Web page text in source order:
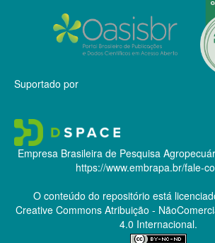
Suportado por
Empresa Brasileira de Pesquisa
https://www.embrapa.br/fale-
O conteúdo do repositório está
Creative CommonsAtribuição -
4.0 Internacional.